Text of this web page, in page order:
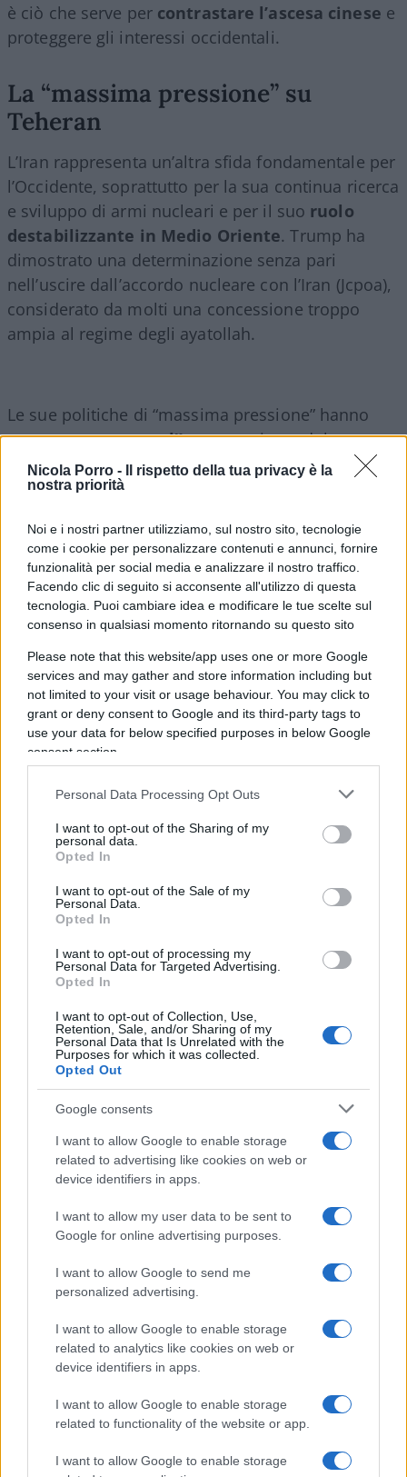
Nicola Porro -
Il rispetto della tua privacy è la
nostra priorità
Noi e i nostri partner utilizziamo, sul nostro sito, tecnologie
come i cookie per personalizzare contenuti e annunci, fornire
funzionalità per social media e analizzare il nostro traffico.
Facendo clic di seguito si acconsente all'utilizzo di questa
tecnologia. Puoi cambiare idea e modificare le tue scelte sul
consenso in qualsiasi momento ritornando su questo sito
Please note that this website/app uses one or more Google
services and may gather and store information including but
not limited to your visit or usage behaviour. You may click to
grant or deny consent to Google and its third-party tags to
use your data for below specified purposes in below Google
consent section.
Personal Data Processing Opt Outs
I want to opt-out of the Sharing of my
personal data.
Opted In
I want to opt-out of the Sale of my
Personal Data.
Opted In
I want to opt-out of processing my
Personal Data for Targeted Advertising.
Opted In
I want to opt-out of Collection, Use,
Retention, Sale, and/or Sharing of my
Personal Data that Is Unrelated with the
Purposes for which it was collected.
Opted Out
Google consents
I want to allow Google to enable storage
related to advertising like cookies on web or
device identifiers in apps.
I want to allow my user data to be sent to
Google for online advertising purposes.
I want to allow Google to send me
personalized advertising.
I want to allow Google to enable storage
related to analytics like cookies on web or
device identifiers in apps.
I want to allow Google to enable storage
related to functionality of the website or app.
I want to allow Google to enable storage
è ciò che serve per contrastare l’ascesa cinese e
proteggere gli interessi occidentali.
La “massima pressione” su
Teheran
L’Iran rappresenta un’altra sfida fondamentale per
l’Occidente, soprattutto per la sua continua ricerca
e sviluppo di armi nucleari e per il suo ruolo
destabilizzante in Medio Oriente. Trump ha
dimostrato una determinazione senza pari
nell’uscire dall’accordo nucleare con l’Iran (Jcpoa),
considerato da molti una concessione troppo
ampia al regime degli ayatollah.
Le sue politiche di “massima pressione” hanno
messosotto scacco l’Iran, costringendolo a
riconsiderare la propria posizione internazionale.
Un altro presidente che preferisce il dialogo o la
ottenere i risultati che Trump ha ottenuto nel
ridurre l’influenza iraniana nella regione. La sua
fermezza è ciò di cui l’Occidente ha bisogno per
evitare che Teheran raggiunga capacità nucleari.
La guerra russo-ucraina
Il conflitto in Ucraina è una delle sfide più
drammatiche per l’Occidente negli ultimi decenni.
Con la Russia che
l’ordine internazionale post-Guerra Fredda, è
fondamentale trovare un equilibrio che possa
porre fine a questa guerra distruttiva.
al suo approccio pragmatico, è il leader che può
mediare un accordo che metta fine al conflitto
senza compromettere gli interessi vitali
dell’Occidente. A differenza di altri leader che
temono di affrontare Mosca direttamente, Trump
ha dimostrato di saper trattare con la Russia
senza remore, mantenendo però saldi gli obiettivi
di sicurezza e di stabilità per l’Europa e per il
mondo.
Sostegno a Israele
Trump è stato il suofermo supporto a Israele
sua decisione di spostare l’ambasciata americana
a Gerusalemme e il suo impegno a favore della
sicurezza israeliana lo hanno posto come un
alleato strategico fondamentale per il Paese.
Tuttavia, questo impegnova oltre Israele: Trump